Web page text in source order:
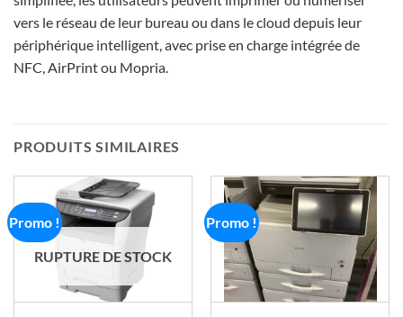
vers le réseau de leur bureau ou dans le cloud depuis leur
périphérique intelligent, avec prise en charge intégrée de
NFC, AirPrint ou Mopria.
PRODUITS SIMILAIRES
Promo !
RUPTURE DE STOCK
Promo !